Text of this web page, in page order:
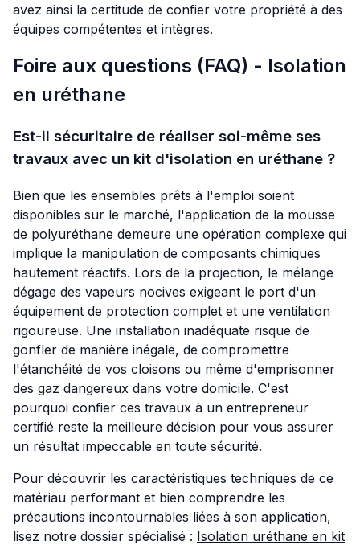
avez ainsi la certitude de confier votre propriété à des
équipes compétentes et intègres.
Foire aux questions (FAQ) - Isolation
en uréthane
Est-il sécuritaire de réaliser soi-même ses
travaux avec un kit d'isolation en uréthane ?
Bien que les ensembles prêts à l'emploi soient
disponibles sur le marché, l'application de la mousse
de polyuréthane demeure une opération complexe qui
implique la manipulation de composants chimiques
hautement réactifs. Lors de la projection, le mélange
dégage des vapeurs nocives exigeant le port d'un
équipement de protection complet et une ventilation
rigoureuse. Une installation inadéquate risque de
gonfler de manière inégale, de compromettre
l'étanchéité de vos cloisons ou même d'emprisonner
des gaz dangereux dans votre domicile. C'est
pourquoi confier ces travaux à un entrepreneur
certifié reste la meilleure décision pour vous assurer
un résultat impeccable en toute sécurité.
Pour découvrir les caractéristiques techniques de ce
matériau performant et bien comprendre les
précautions incontournables liées à son application,
lisez notre dossier spécialisé : Isolation uréthane en kit